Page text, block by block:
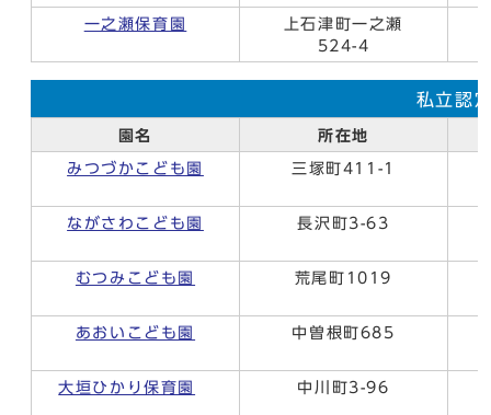
一之瀬保育園
上石津町一之瀬
524-4
私立認
園名 所在地
みつづかこども園 三塚町411-1
ながさわこども園 長沢町3-63
むつみこども園 荒尾町1019
あおいこども園 中曽根町685
大垣ひかり保育園 中川町3-96